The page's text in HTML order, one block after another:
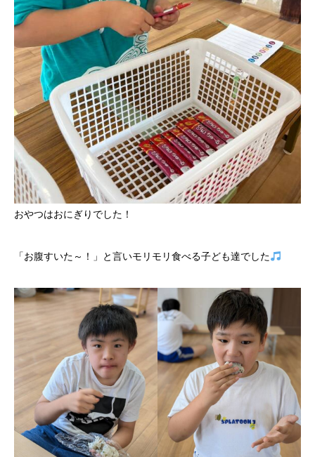
おやつはおにぎりでした！
「お腹すいた～！」と言いモリモリ食べる子ども達でした